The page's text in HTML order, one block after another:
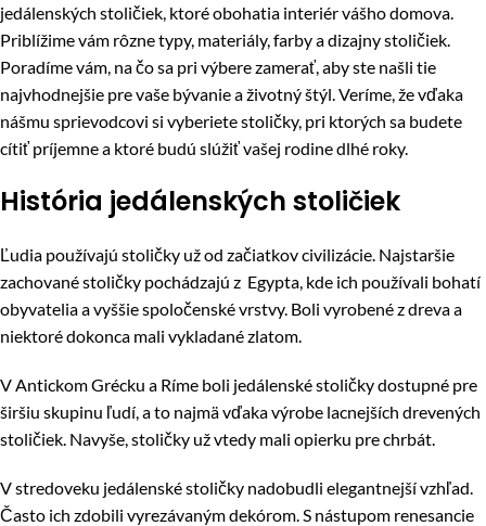
jedálenských stoličiek, ktoré obohatia interiér vášho domova.
Priblížime vám rôzne typy, materiály, farby a dizajny stoličiek.
Poradíme vám, na čo sa pri výbere zamerať, aby ste našli tie
najvhodnejšie pre vaše bývanie a životný štýl. Veríme, že vďaka
nášmu sprievodcovi si vyberiete stoličky, pri ktorých sa budete
cítiť príjemne a ktoré budú slúžiť vašej rodine dlhé roky.
História jedálenských stoličiek
Ľudia používajú stoličky už od začiatkov civilizácie. Najstaršie
zachované stoličky pochádzajú z Egypta, kde ich používali bohatí
obyvatelia a vyššie spoločenské vrstvy. Boli vyrobené z dreva a
niektoré dokonca mali vykladané zlatom.
V Antickom Grécku a Ríme boli jedálenské stoličky dostupné pre
širšiu skupinu ľudí, a to najmä vďaka výrobe lacnejších drevených
stoličiek. Navyše, stoličky už vtedy mali opierku pre chrbát.
V stredoveku jedálenské stoličky nadobudli elegantnejší vzhľad.
Často ich zdobili vyrezávaným dekórom. S nástupom renesancie